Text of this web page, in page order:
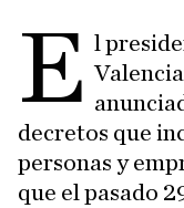
E l
decretos que
personas y
que el pasado